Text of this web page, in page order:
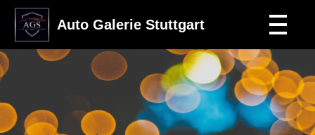
Auto Galerie Stuttgart